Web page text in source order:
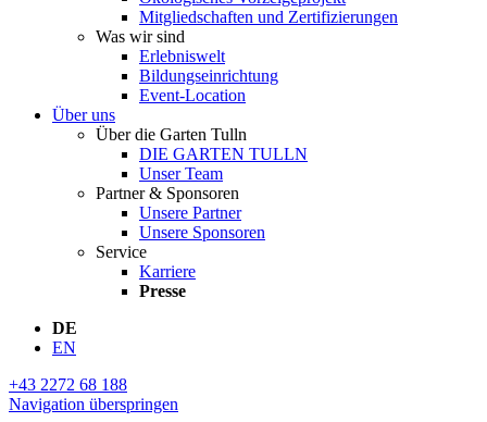
Mitgliedschaften und Zertifizierungen
Was wir sind
Erlebniswelt
Bildungseinrichtung
Event-Location
Über uns
Über die Garten Tulln
DIE GARTEN TULLN
Unser Team
Partner & Sponsoren
Unsere Partner
Unsere Sponsoren
Service
Karriere
Presse
DE
EN
+43 2272 68 188
Navigation überspringen